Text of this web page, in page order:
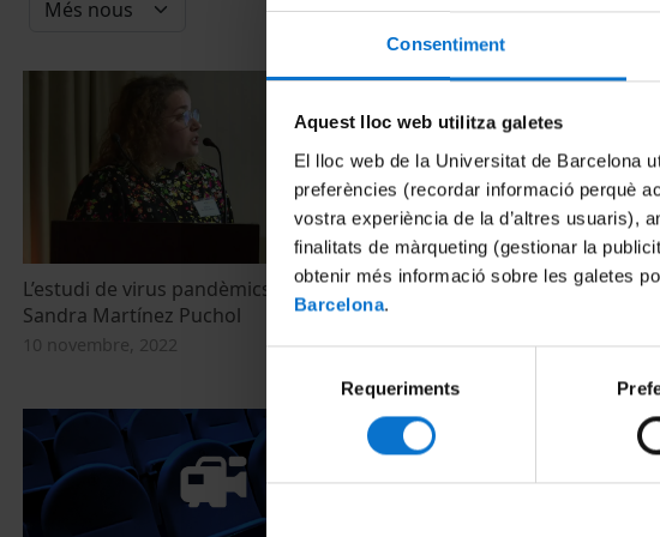
Consentiment
Aquest lloc web utilitza galetes
El lloc web de la Universitat de Barcelona
preferències (recordar informació perquè
vostra experiència de la d’altres usuaris),
finalitats de màrqueting (gestionar la
obtenir més informació sobre les galetes
Barcelona.
consentiment
Requeriments
L’estudi de virus pandèmics en animals.
Sandra Martínez Puchol
10 novembre, 2022
El projecte VIRWaste.